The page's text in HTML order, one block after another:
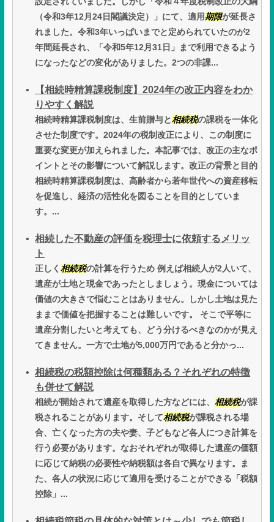
（令和3年12月24日閣議決定）」にて、適用期限が延長さ
れました。令和3年いっぱいまでと定められていたのが2
年間延長され、「令和5年12月31日」まで利用できるよう
になったなどの変化がありました。2つの非課...
【相続時精算課税制度】2024年の改正内容をわか
りやすく解説
相続時精算課税制度は、生前贈与と相続税の課税を一体化
させた制度です。2024年の税制改正により、この制度に
重要な変更が加えられました。本記事では、改正の主なポ
イントとその影響について解説します。改正の背景と目的
相続時精算課税制度は、高齢者から若年世代への資産移転
を促進し、経済の活性化を図ることを目的としていま
す。...
相続した不動産の評価を税理士に依頼するメリッ
ト
正しく 相続税の計算を行うため 例えば相続人が2人いて、
遺産が土地と現金であったとしましょう。現金については
価値の大きさで悩むことはありません。しかし土地は見た
ままで価値を把握することは難しいです。 そこで平等に
遺産分割したいと考えても、どう分けるべきなのかが見え
てきません。一方で土地が5,000万円であると分かっ...
相続税の税額控除は何種類ある？それぞれの特徴
も併せて解説
相続が開始されて遺産を取得した方などには、 相続税が課
税されることがあります。そして相続税が課税される場
合、亡くなった方の夫や妻、子どもなど各人につき計算を
行う必要があります。なおそれぞれが取得した遺産の価額
に応じて納税の必要性や納税額は各自で異なります。ま
た、各人の状況に応じて適用を受けることができる「税額
控除」...